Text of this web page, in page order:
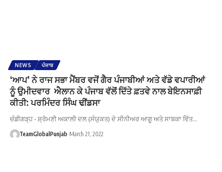
NEWS ਪੰਜਾਬ
‘ਆਪ’ ਨੇ ਰਾਜ ਸਭਾ ਮੈਂਬਰ ਵਜੋਂ ਗੈਰ ਪੰਜਾਬੀਆਂ ਅਤੇ ਵੱਡੇ ਵਪਾਰੀਆਂ
ਨੂੰ ਉਮੀਦਵਾਰ ਐਲਾਨ ਕੇ ਪੰਜਾਬ ਵੱਲੋਂ ਦਿੱਤੇ ਫ਼ਤਵੇ ਨਾਲ ਬੇਇਨਸਾਫ਼ੀ
ਕੀਤੀ: ਪਰਮਿੰਦਰ ਸਿੰਘ ਢੀਂਡਸਾ
ਚੰਡੀਗੜ੍ਹ - ਸ਼੍ਰੋਮਣੀ ਅਕਾਲੀ ਦਲ (ਸੰਯੁਕਤ) ਦੇ ਸੀਨੀਅਰ ਆਗੂ ਅਤੇ ਸਾਬਕਾ ਵਿੱਤ…
TeamGlobalPunjab March 21, 2022